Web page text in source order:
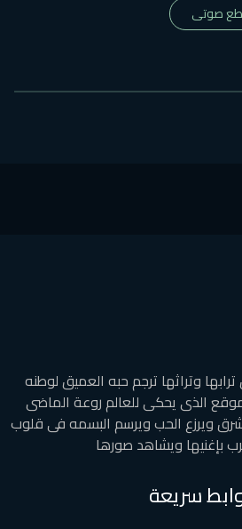
صوتى
وتراثها ترجم حبه العميق لوطنه
الذى يحكى للعالم روعة الماضى
ويرزع الحب ويرسم البسمه فى قلوب
ويشاهد صورها
سريعة